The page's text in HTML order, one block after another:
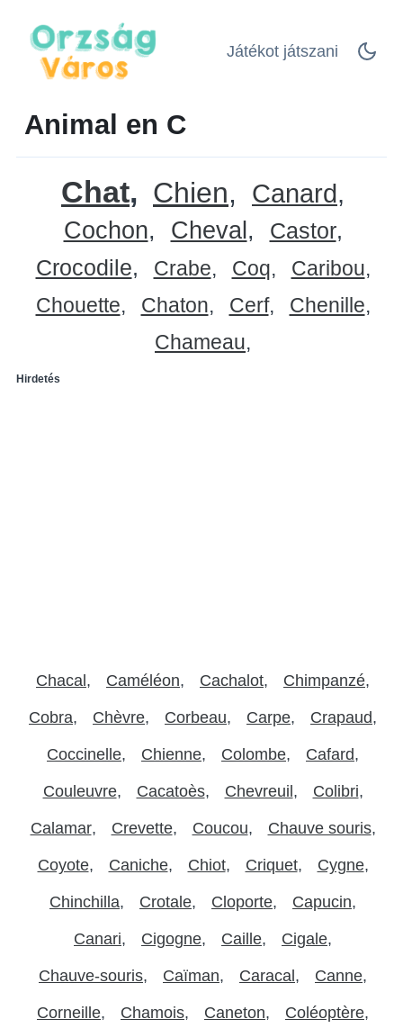
Játékot játszani
Animal en C
Chat Chien Canard
Cochon Cheval
Castor
Crocodile
Crabe Coq
Caribou
Chouette
Chaton Cerf
Chenille
Chameau
Hirdetés
Chacal Caméléon Cachalot Chimpanzé
Cobra Chèvre Corbeau Carpe Crapaud
Coccinelle Chienne Colombe Cafard
Couleuvre Cacatoès Chevreuil Colibri
Calamar Crevette Coucou Chauve souris
Coyote Caniche Chiot Criquet Cygne
Chinchilla Crotale Cloporte Capucin
Canari Cigogne Caille Cigale
Chauve-souris Caïman Caracal Canne
Corneille Chamois Caneton Coléoptère